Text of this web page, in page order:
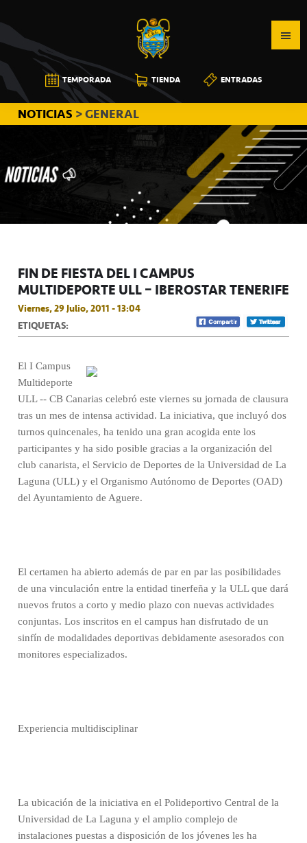
a
la
navegación
principal
al
contenido
principal
a
la
barra
lateral
principal
CB
CANARIAS
TEMPORADA TIENDA ENTRADAS
NOTICIAS > GENERAL
FIN DE FIESTA DEL I CAMPUS
MULTIDEPORTE ULL – IBEROSTAR TENERIFE
Viernes, 29 Julio, 2011 - 13:04
ETIQUETAS:
El I Campus
Multideporte
ULL -- CB Canarias celebró este viernes su jornada de clausura
tras un mes de intensa actividad. La iniciativa, que incluyó dos
turnos quincenales, ha tenido una gran acogida ente los
participantes y ha sido posible gracias a la organización del
club canarista, el Servicio de Deportes de la Universidad de La
Laguna (ULL) y el Organismo Autónomo de Deportes (OAD)
del Ayuntamiento de Aguere.
El certamen ha abierto además de par en par las posibilidades
de una vinculación entre la entidad tinerfeña y la ULL que dará
nuevos frutos a corto y medio plazo con nuevas actividades
conjuntas. Los inscritos en el campus han disfrutado de un
sinfín de modalidades deportivas debidamente asesorados con
monitores especializados.
Experiencia multidisciplinar
La ubicación de la iniciativa en el Polideportivo Central de la
Universidad de La Laguna y el amplio complejo de
instalaciones puestas a disposición de los jóvenes les ha